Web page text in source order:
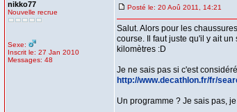
nikko77
Nouvelle recrue
Sexe:
Inscrit le: 27 Jan 2010
Messages: 48
Posté le: 20 Aoû 2011, 14:21
Salut. Alors pour les
course. Il faut juste qu'il y ait
kilomètres :D
Je ne sais pas si c'est
http://www.decathlon.fr/fr/
Un programme ? Je sais pas,